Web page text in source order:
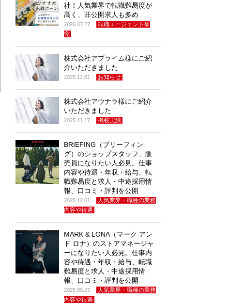
社！人気業界で転職難易度が
高く、非公開求人も多め
2026.07.27
転職エージェント研
究
株式会社アプライム様にご紹
介いただきました
2025.12.01 お知らせ
株式会社アウナラ様にご紹介
いただきました
2025.11.17 掲載実績
BRIEFING（ブリーフィン
グ）のショップスタッフ、販
売員になりたい人必見。仕事
内容や待遇・年収・給与、転
職難易度と求人・中途採用情
報、口コミ・評判を公開
2025.12.01
人気業界・職種の業務
内容や待遇
MARK & LONA（マーク アン
ド ロナ）のストアマネージャ
ーになりたい人必見。仕事内
容や待遇・年収・給与、転職
難易度と求人・中途採用情
報、口コミ・評判を公開
2025.09.27
人気業界・職種の業務
内容や待遇